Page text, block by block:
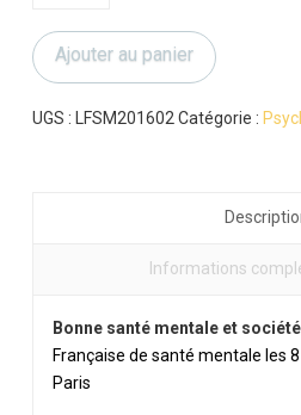
Bonne
santé
mentale
et
Ajouter au panier
UGS : LFSM201602Catégorie :
Informations
Bonne santé mentale et
Française de santé mentale les
Paris